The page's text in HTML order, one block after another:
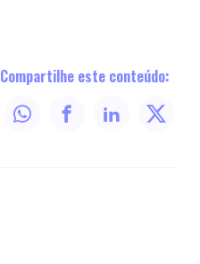
Compartilhe este conteúdo: